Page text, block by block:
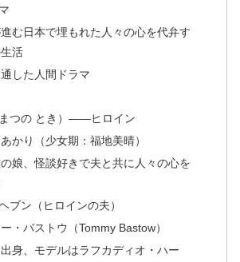
む日本で埋もれた人々の心を代弁す
活
した人間ドラマ
つの とき）——ヒロイン
かり（少女期：福地美晴）
娘、怪談好きで夫と共に人々の心を
ブン（ヒロインの夫）
・バストウ（Tommy Bastow）
身、モデルはラフカディオ・ハー